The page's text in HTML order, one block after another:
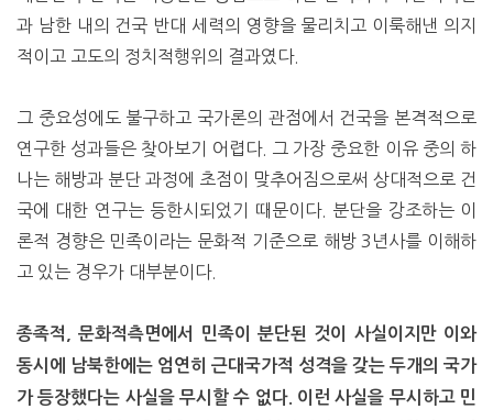
과 남한 내의 건국 반대 세력의 영향을 물리치고 이룩해낸 의지
적이고 고도의 정치적행위의 결과였다.
그 중요성에도 불구하고 국가론의 관점에서 건국을 본격적으로
연구한 성과들은 찾아보기 어렵다. 그 가장 중요한 이유 중의 하
나는 해방과 분단 과정에 초점이 맞추어짐으로써 상대적으로 건
국에 대한 연구는 등한시되었기 때문이다. 분단을 강조하는 이
론적 경향은 민족이라는 문화적 기준으로 해방 3년사를 이해하
고 있는 경우가 대부분이다.
종족적, 문화적측면에서 민족이 분단된 것이 사실이지만 이와
동시에 남북한에는 엄연히 근대국가적 성격을 갖는 두개의 국가
가 등장했다는 사실을 무시할 수 없다. 이런 사실을 무시하고 민